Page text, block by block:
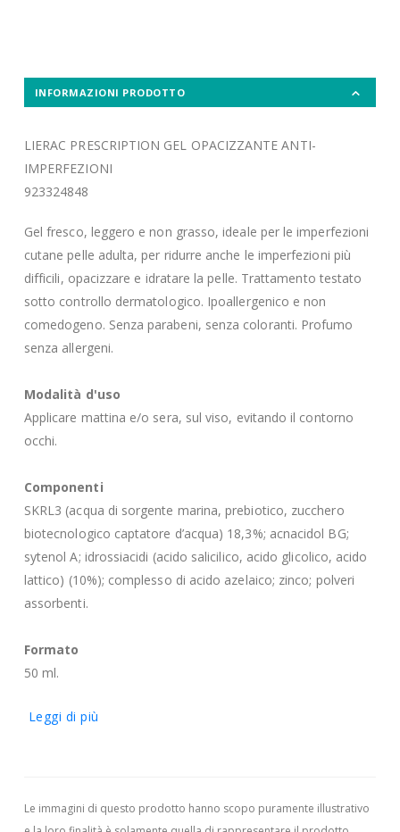
INFORMAZIONI PRODOTTO
LIERAC PRESCRIPTION GEL OPACIZZANTE ANTI-
IMPERFEZIONI
923324848
Gel fresco, leggero e non grasso, ideale per le imperfezioni
cutane pelle adulta, per ridurre anche le imperfezioni più
difficili, opacizzare e idratare la pelle. Trattamento testato
sotto controllo dermatologico. Ipoallergenico e non
comedogeno. Senza parabeni, senza coloranti. Profumo
senza allergeni.
Modalità d'uso
Applicare mattina e/o sera, sul viso, evitando il contorno
occhi.
Componenti
SKRL3 (acqua di sorgente marina, prebiotico, zucchero
biotecnologico captatore d’acqua) 18,3%; acnacidol BG;
sytenol A; idrossiacidi (acido salicilico, acido glicolico, acido
lattico) (10%); complesso di acido azelaico; zinco; polveri
assorbenti.
Formato
50 ml.
Leggi di più
Le immagini di questo prodotto hanno scopo puramente illustrativo